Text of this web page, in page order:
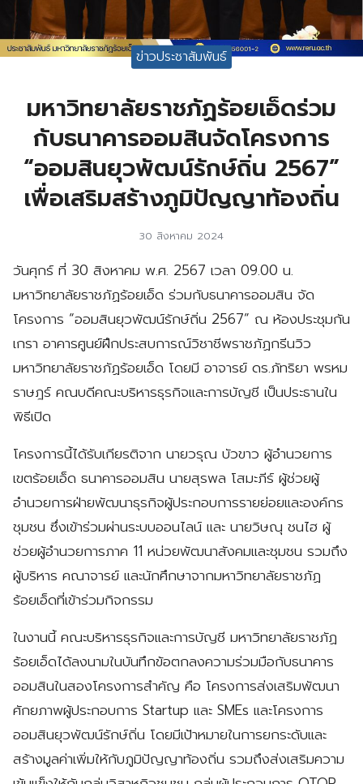
ข่าวประชาสัมพันธ์
มหาวิทยาลัยราชภัฏร้อยเอ็ดร่วม
กับธนาคารออมสินจัดโครงการ
“ออมสินยุวพัฒน์รักษ์ถิ่น 2567”
เพื่อเสริมสร้างภูมิปัญญาท้องถิ่น
30 สิงหาคม 2024
วันศุกร์ ที่ 30 สิงหาคม พ.ศ. 2567 เวลา 09.00 น.
มหาวิทยาลัยราชภัฏร้อยเอ็ด ร่วมกับธนาคารออมสิน จัด
โครงการ “ออมสินยุวพัฒน์รักษ์ถิ่น 2567” ณ ห้องประชุมกัน
เกรา อาคารศูนย์ฝึกประสบการณ์วิชาชีพราชภัฏกรีนวิว
มหาวิทยาลัยราชภัฏร้อยเอ็ด โดยมี อาจารย์ ดร.ภัทริยา พรหม
ราษฎร์ คณบดีคณะบริหารธุรกิจและการบัญชี เป็นประธานใน
พิธีเปิด
โครงการนี้ได้รับเกียรติจาก นายวรุณ บัวขาว ผู้อำนวยการ
เขตร้อยเอ็ด ธนาคารออมสิน นายสุรพล โสมะภีร์ ผู้ช่วยผู้
อำนวยการฝ่ายพัฒนาธุรกิจผู้ประกอบการรายย่อยและองค์กร
ชุมชน ซึ่งเข้าร่วมผ่านระบบออนไลน์ และ นายวิษณุ ชนไฮ ผู้
ช่วยผู้อำนวยการภาค 11 หน่วยพัฒนาสังคมและชุมชน รวมถึง
ผู้บริหาร คณาจารย์ และนักศึกษาจากมหาวิทยาลัยราชภัฏ
ร้อยเอ็ดที่เข้าร่วมกิจกรรม
ในงานนี้ คณะบริหารธุรกิจและการบัญชี มหาวิทยาลัยราชภัฏ
ร้อยเอ็ดได้ลงนามในบันทึกข้อตกลงความร่วมมือกับธนาคาร
ออมสินในสองโครงการสำคัญ คือ โครงการส่งเสริมพัฒนา
ศักยภาพผู้ประกอบการ Startup และ SMEs และโครงการ
ออมสินยุวพัฒน์รักษ์ถิ่น โดยมีเป้าหมายในการยกระดับและ
สร้างมูลค่าเพิ่มให้กับภูมิปัญญาท้องถิ่น รวมถึงส่งเสริมความ